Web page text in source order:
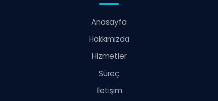
Anasayfa
Hakkımızda
Hizmetler
Süreç
İletişim